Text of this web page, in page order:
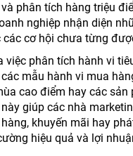
phân tích hàng triệu
nghiệp nhận diện
các cơ hội chưa từng
việc phân tích hành vi
mẫu hành vi mua
cao điểm hay các sản
giúp các nhà
khuyến mãi hay
hiệu quả và lợi